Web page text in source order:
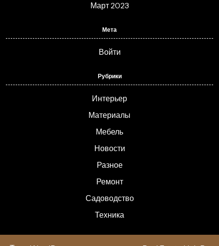
Март 2023
Мета
Войти
Рубрики
Интерьер
Материалы
Мебель
Новости
Разное
Ремонт
Садоводство
Техника